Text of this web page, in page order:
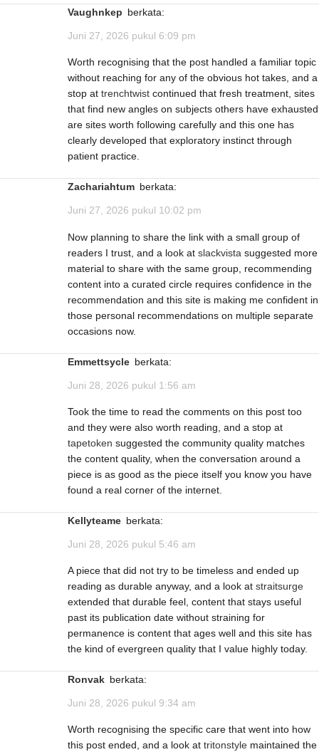
Vaughnkep berkata:
Juni 27, 2026 pukul 6:09 pm
Worth recognising that the post handled a familiar topic
without reaching for any of the obvious hot takes, and a
stop at trenchtwist continued that fresh treatment, sites
that find new angles on subjects others have exhausted
are sites worth following carefully and this one has
clearly developed that exploratory instinct through
patient practice.
Zachariahtum berkata:
Juni 27, 2026 pukul 10:02 pm
Now planning to share the link with a small group of
readers I trust, and a look at slackvista suggested more
material to share with the same group, recommending
content into a curated circle requires confidence in the
recommendation and this site is making me confident in
those personal recommendations on multiple separate
occasions now.
Emmettsycle berkata:
Juni 28, 2026 pukul 1:56 am
Took the time to read the comments on this post too
and they were also worth reading, and a stop at
tapetoken suggested the community quality matches
the content quality, when the conversation around a
piece is as good as the piece itself you know you have
found a real corner of the internet.
Kellyteame berkata:
Juni 28, 2026 pukul 5:46 am
A piece that did not try to be timeless and ended up
reading as durable anyway, and a look at straitsurge
extended that durable feel, content that stays useful
past its publication date without straining for
permanence is content that ages well and this site has
the kind of evergreen quality that I value highly today.
Ronvak berkata:
Juni 28, 2026 pukul 9:34 am
Worth recognising the specific care that went into how
this post ended, and a look at tritonstyle maintained the